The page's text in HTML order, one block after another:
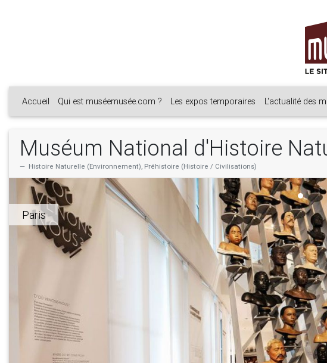
Accueil Qui est muséemusée.com ? Les expos temporaires L'actualité des
Muséum National d'Histoire
Histoire Naturelle (Environnement), Préhistoire (Histoire / Civilisations)
Paris